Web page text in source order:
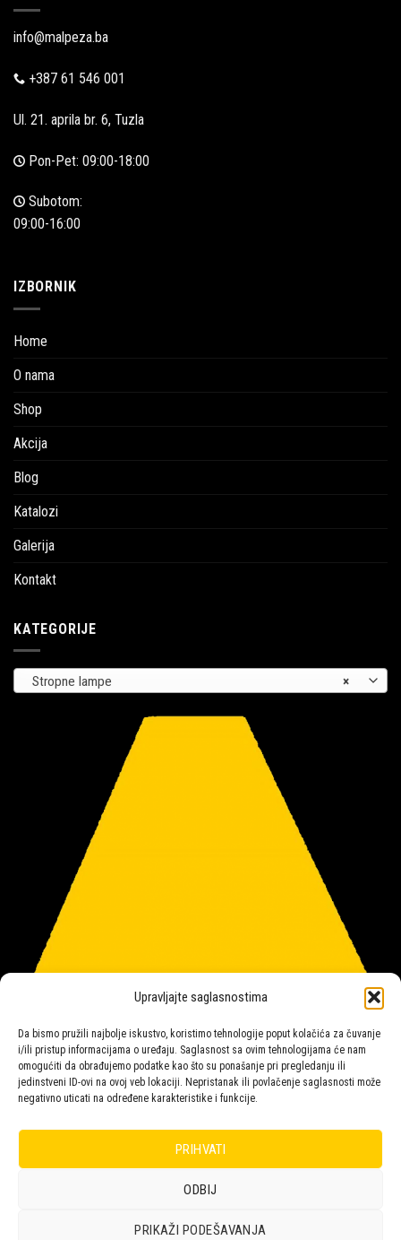
Upravljajte saglasnostima
Da bismo pružili najbolje iskustvo, koristimo tehnologije poput kolačića za čuvanje
i/ili pristup informacijama o uređaju. Saglasnost sa ovim tehnologijama će nam
omogućiti da obrađujemo podatke kao što su ponašanje pri pregledanju ili
jedinstveni ID-ovi na ovoj veb lokaciji. Nepristanak ili povlačenje saglasnosti može
negativno uticati na određene karakteristike i funkcije.
PRIHVATI
ODBIJ
PRIKAŽI PODEŠAVANJA
info@malpeza.ba
+387 61 546 001
Ul. 21. aprila br. 6, Tuzla
Pon-Pet: 09:00-18:00
Subotom:
09:00-16:00
IZBORNIK
Home
O nama
Shop
Akcija
Blog
Katalozi
Galerija
Kontakt
KATEGORIJE
×
Stropne lampe
Salon rasvete Malpeza
KUPOVINA NARUDŽBE
POLITIKA KOLAČIĆA (EU)